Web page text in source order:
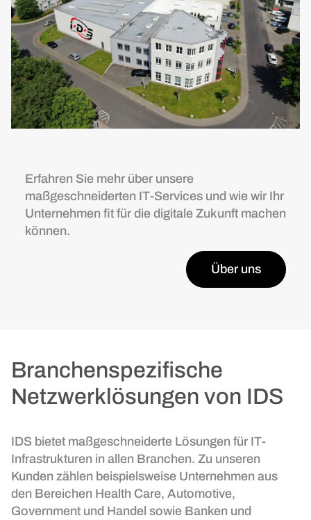
Erfahren Sie mehr über unsere
maßgeschneiderten IT-Services und wie wir Ihr
Unternehmen fit für die digitale Zukunft machen
können.
Über uns
Branchenspezifische
Netzwerklösungen von IDS
IDS bietet maßgeschneiderte Lösungen für IT-
Infrastrukturen in allen Branchen. Zu unseren
Kunden zählen beispielsweise Unternehmen aus
den Bereichen Health Care, Automotive,
Government und Handel sowie Banken und